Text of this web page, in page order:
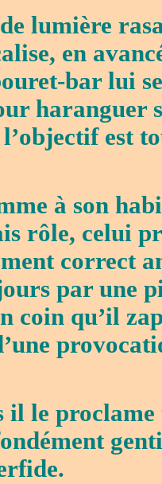
lumière
en
bar lui
haranguer
est
à son
rôle, celui
correct
par une
coin qu’il
il le